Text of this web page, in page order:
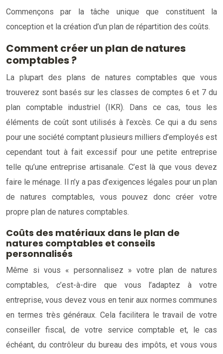
Commençons par la tâche unique que constituent la
conception et la création d’un plan de répartition des coûts.
Comment créer un plan de natures
comptables ?
La plupart des plans de natures comptables que vous
trouverez sont basés sur les classes de comptes 6 et 7 du
plan comptable industriel (IKR). Dans ce cas, tous les
éléments de coût sont utilisés à l’excès. Ce qui a du sens
pour une société comptant plusieurs milliers d’employés est
cependant tout à fait excessif pour une petite entreprise
telle qu’une entreprise artisanale. C’est là que vous devez
faire le ménage. Il n’y a pas d’exigences légales pour un plan
de natures comptables, vous pouvez donc créer votre
propre plan de natures comptables.
Coûts des matériaux dans le plan de
natures comptables et conseils
personnalisés
Même si vous « personnalisez » votre plan de natures
comptables, c’est-à-dire que vous l’adaptez à votre
entreprise, vous devez vous en tenir aux normes communes
en termes très généraux. Cela facilitera le travail de votre
conseiller fiscal, de votre service comptable et, le cas
échéant, du contrôleur du bureau des impôts, et vous vous